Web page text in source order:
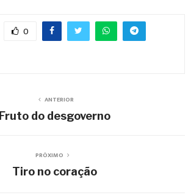
0
ANTERIOR
Fruto do desgoverno
PRÓXIMO
Tiro no coração